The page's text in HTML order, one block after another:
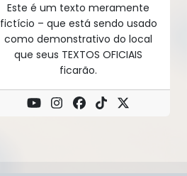
Este é um texto meramente
fictício – que está sendo usado
como demonstrativo do local
que seus TEXTOS OFICIAIS
ficarão.